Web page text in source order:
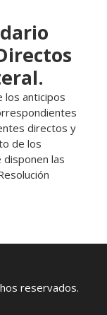
los anticipos
directos y
de los
las
reservados.